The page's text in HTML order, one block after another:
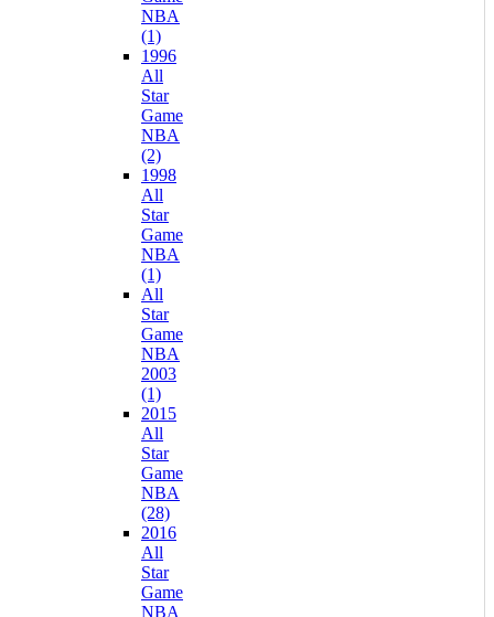
NBA
(1)
1996
All
Star
Game
NBA
(2)
1998
All
Star
Game
NBA
(1)
All
Star
Game
NBA
2003
(1)
2015
All
Star
Game
NBA
(28)
2016
All
Star
Game
NBA